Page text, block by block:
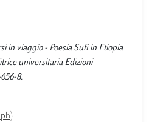
in viaggio - Poesia Sufi in Etiopia
universitaria Edizioni
8.